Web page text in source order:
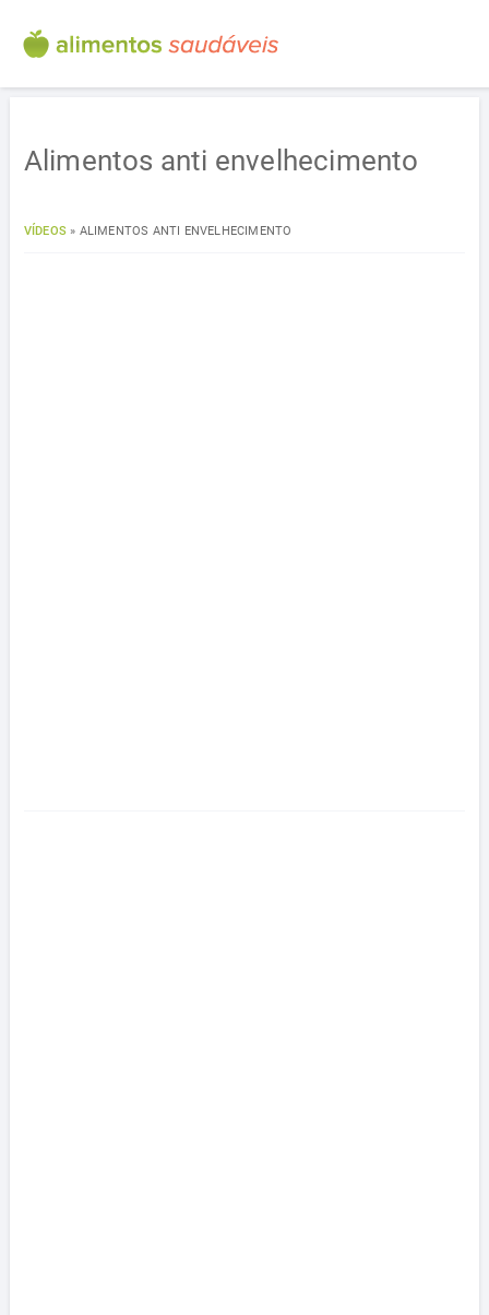
Alimentos anti envelhecimento
VÍDEOS» ALIMENTOS ANTI ENVELHECIMENTO